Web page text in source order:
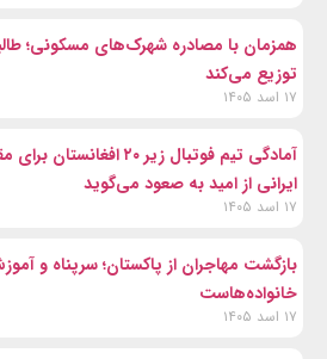
همزمان با مصادره شهرک‌های مسکونی؛
توزیع می‌کند
۱۷ اسد ۱۴۰۵
آمادگی تیم فوتبال زیر ۲۰
ایرانی از امید به صعود می‌گوید
۱۷ اسد ۱۴۰۵
بازگشت مهاجران از پاکستان؛ سرپناه و
خانواده‌هاست
۱۷ اسد ۱۴۰۵